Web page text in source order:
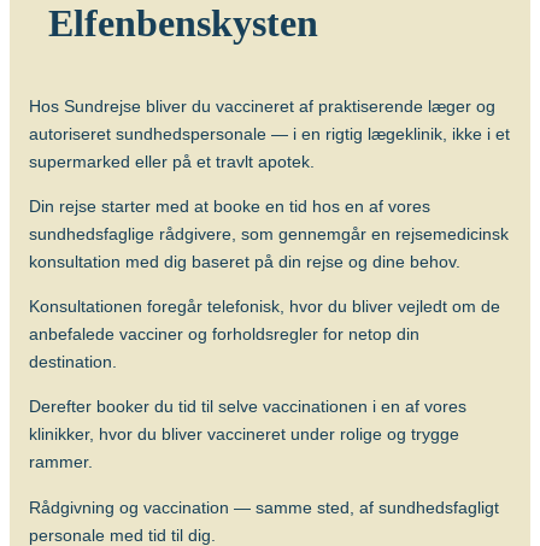
Længerevarende tæt kontakt til
for smitte med tuberkulose. Børn op til 12
år kan have gavn af at blive vaccineret
mod tuberkulose (BCG), evt. forudgået af
Hvornår skal man vaccineres?
Vaccinen bør gives 6-8 uger før afrejse.
Antal doser
Der gives én dosis intrakutant (i
Alder
Beskyttelsens varighed
Vaccinen beskytter bedst hos børn mod
Elfenbenskysten
Hos Sundrejse bliver du vaccineret af praktiserende læger og
autoriseret sundhedspersonale — i en rigtig lægeklinik, ikke i et
supermarked eller på et travlt apotek.
Din rejse starter med at booke en tid hos en af vores
sundhedsfaglige rådgivere, som gennemgår en rejsemedicinsk
konsultation med dig baseret på din rejse og dine behov.
Konsultationen foregår telefonisk, hvor du bliver vejledt om de
anbefalede vacciner og forholdsregler for netop din
destination.
Derefter booker du tid til selve vaccinationen i en af vores
klinikker, hvor du bliver vaccineret under rolige og trygge
rammer.
Rådgivning og vaccination — samme sted, af sundhedsfagligt
personale med tid til dig.